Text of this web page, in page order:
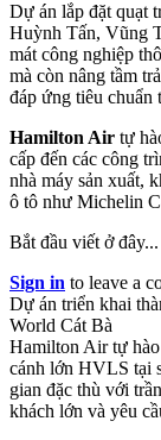
Dự án lắp đặt quạt
Huỳnh Tấn, Vũng
mát công nghiệp
mà còn nâng tầm
đáp ứng tiêu chuẩn
Hamilton Air tự
cấp đến các công
nhà máy sản xuất,
ô tô như Michelin
Bắt đầu viết ở đây...
Sign in to leave a
Dự án triển khai
World Cát Bà
Hamilton Air tự hào
cánh lớn HVLS tại
gian đặc thù với
khách lớn và yêu